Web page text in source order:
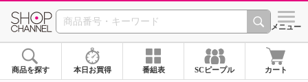
SHOP CHANNEL シメニュー
商品を探す 本日お買得 番組表 SCピープル カート